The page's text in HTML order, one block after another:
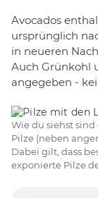
Avocados
ursprünglich
in neueren
Auch Grünkohl
angegeben -
Wie du siehst
Pilze (neben
Dabei gilt, dass
exponierte Pilze